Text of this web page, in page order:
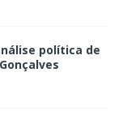
política de